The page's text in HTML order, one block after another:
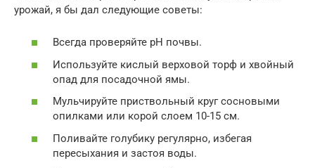
урожай, я бы дал следующие советы:
Всегда проверяйте pH почвы.
Используйте кислый верховой торф и хвойный
опад для посадочной ямы.
Мульчируйте приствольный круг сосновыми
опилками или корой слоем 10-15 см.
Поливайте голубику регулярно, избегая
пересыхания и застоя воды.